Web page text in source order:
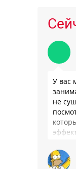
У вас
не
Или
…